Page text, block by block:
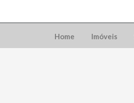
Home Imóveis